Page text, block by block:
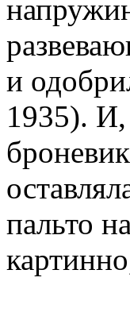
и
1935). И,
пальто